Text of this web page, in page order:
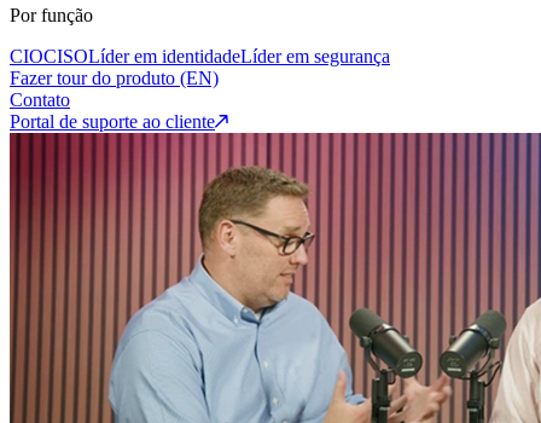
Por função
CIOCISOLíder em identidadeLíder em segurança
Fazer tour do produto (EN)
Contato
Portal de suporte ao cliente